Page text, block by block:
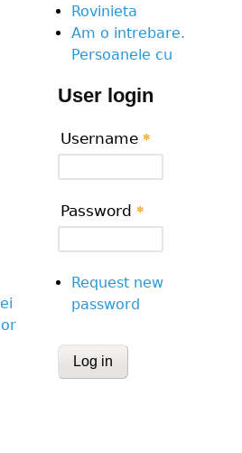
Rovinieta
Am o intrebare.
Persoanele cu
User login
Username *
Password *
Request new
password
CAPTCHA